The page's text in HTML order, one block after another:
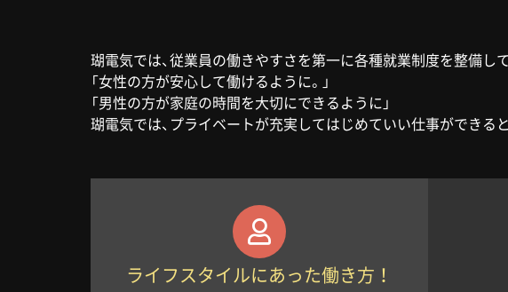
瑚電気では、従業員の働きやすさを第一に各種就業制度を整備し
「女性の方が安心して働けるように。」
「男性の方が家庭の時間を大切にできるように」
瑚電気では、プライベートが充実してはじめていい仕事ができる
ライフスタイルにあった働き方！